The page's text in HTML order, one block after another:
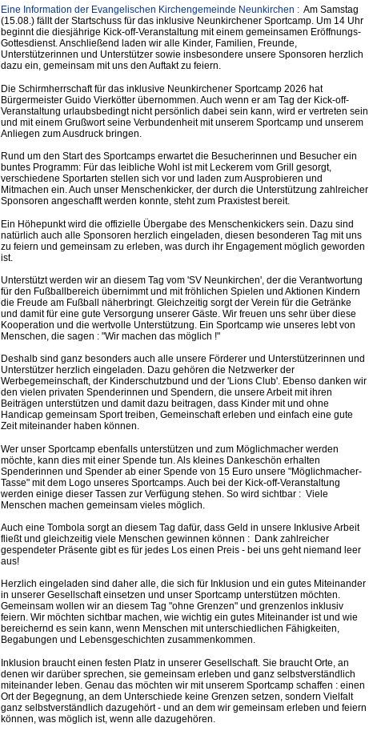
Eine Information der Evangelischen Kirchengemeinde Neunkirchen : Am Samstag
(15.08.) fällt der Startschuss für das inklusive Neunkirchener Sportcamp. Um 14 Uhr
beginnt die diesjährige Kick-off-Veranstaltung mit einem gemeinsamen Eröffnungs-
Gottesdienst. Anschließend laden wir alle Kinder, Familien, Freunde,
Unterstützerinnen und Unterstützer sowie insbesondere unsere Sponsoren herzlich
dazu ein, gemeinsam mit uns den Auftakt zu feiern.
Die Schirmherrschaft für das inklusive Neunkirchener Sportcamp 2026 hat
Bürgermeister Guido Vierkötter übernommen. Auch wenn er am Tag der Kick-off-
Veranstaltung urlaubsbedingt nicht persönlich dabei sein kann, wird er vertreten sein
und mit einem Grußwort seine Verbundenheit mit unserem Sportcamp und unserem
Anliegen zum Ausdruck bringen.
Rund um den Start des Sportcamps erwartet die Besucherinnen und Besucher ein
buntes Programm: Für das leibliche Wohl ist mit Leckerem vom Grill gesorgt,
verschiedene Sportarten stellen sich vor und laden zum Ausprobieren und
Mitmachen ein. Auch unser Menschenkicker, der durch die Unterstützung zahlreicher
Sponsoren angeschafft werden konnte, steht zum Praxistest bereit.
Ein Höhepunkt wird die offizielle Übergabe des Menschenkickers sein. Dazu sind
natürlich auch alle Sponsoren herzlich eingeladen, diesen besonderen Tag mit uns
zu feiern und gemeinsam zu erleben, was durch ihr Engagement möglich geworden
ist.
Unterstützt werden wir an diesem Tag vom 'SV Neunkirchen', der die Verantwortung
für den Fußballbereich übernimmt und mit fröhlichen Spielen und Aktionen Kindern
die Freude am Fußball näherbringt. Gleichzeitig sorgt der Verein für die Getränke
und damit für eine gute Versorgung unserer Gäste. Wir freuen uns sehr über diese
Kooperation und die wertvolle Unterstützung. Ein Sportcamp wie unseres lebt von
Menschen, die sagen : "Wir machen das möglich !"
Deshalb sind ganz besonders auch alle unsere Förderer und Unterstützerinnen und
Unterstützer herzlich eingeladen. Dazu gehören die Netzwerker der
Werbegemeinschaft, der Kinderschutzbund und der 'Lions Club'. Ebenso danken wir
den vielen privaten Spenderinnen und Spendern, die unsere Arbeit mit ihren
Beiträgen unterstützen und damit dazu beitragen, dass Kinder mit und ohne
Handicap gemeinsam Sport treiben, Gemeinschaft erleben und einfach eine gute
Zeit miteinander haben können.
Wer unser Sportcamp ebenfalls unterstützen und zum Möglichmacher werden
möchte, kann dies mit einer Spende tun. Als kleines Dankeschön erhalten
Spenderinnen und Spender ab einer Spende von 15 Euro unsere "Möglichmacher-
Tasse" mit dem Logo unseres Sportcamps. Auch bei der Kick-off-Veranstaltung
werden einige dieser Tassen zur Verfügung stehen. So wird sichtbar : Viele
Menschen machen gemeinsam vieles möglich.
Auch eine Tombola sorgt an diesem Tag dafür, dass Geld in unsere Inklusive Arbeit
fließt und gleichzeitig viele Menschen gewinnen können : Dank zahlreicher
gespendeter Präsente gibt es für jedes Los einen Preis - bei uns geht niemand leer
aus!
Herzlich eingeladen sind daher alle, die sich für Inklusion und ein gutes Miteinander
in unserer Gesellschaft einsetzen und unser Sportcamp unterstützen möchten.
Gemeinsam wollen wir an diesem Tag "ohne Grenzen" und grenzenlos inklusiv
feiern. Wir möchten sichtbar machen, wie wichtig ein gutes Miteinander ist und wie
bereichernd es sein kann, wenn Menschen mit unterschiedlichen Fähigkeiten,
Begabungen und Lebensgeschichten zusammenkommen.
Inklusion braucht einen festen Platz in unserer Gesellschaft. Sie braucht Orte, an
denen wir darüber sprechen, sie gemeinsam erleben und ganz selbstverständlich
miteinander leben. Genau das möchten wir mit unserem Sportcamp schaffen : einen
Ort der Begegnung, an dem Unterschiede keine Grenzen setzen, sondern Vielfalt
ganz selbstverständlich dazugehört - und an dem wir gemeinsam erleben und feiern
können, was möglich ist, wenn alle dazugehören.